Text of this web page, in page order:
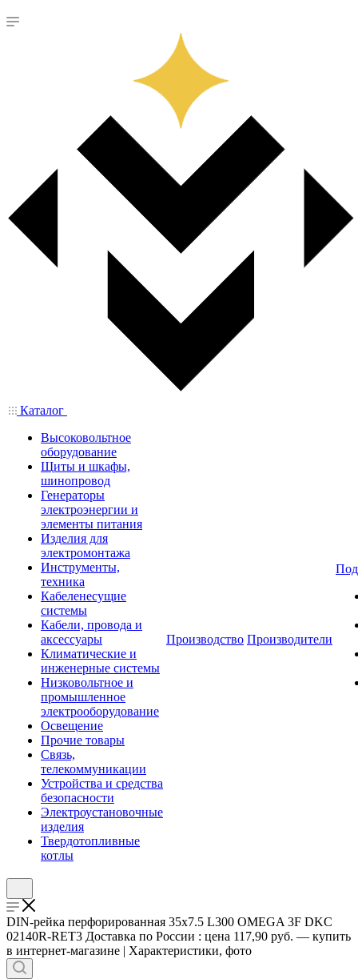
Каталог
Высоковольтное
оборудование
Щиты и шкафы,
шинопровод
Генераторы
электроэнергии и
элементы питания
Изделия для
электромонтажа
Инструменты,
техника
Кабеленесущие
системы
Кабели, провода и
аксессуары
Климатические и
инженерные системы
Низковольтное и
промышленное
электрооборудование
Освещение
Прочие товары
Связь,
телекоммуникации
Устройства и средства
безопасности
Электроустановочные
изделия
Твердотопливные
котлы
Производство Производители
DIN-рейка перфорированная 35х7.5 L300 OMEGA 3F DKC
02140R-RET3 Доставка по России : цена 117,90 руб. — купить
в интернет-магазине | Характеристики, фото